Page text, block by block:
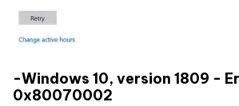
-Windows 10, version 1809 -
0x80070002